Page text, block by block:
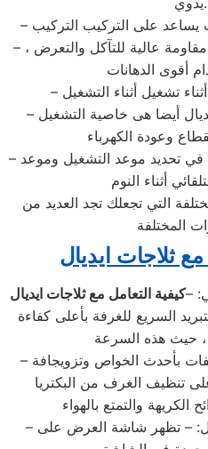
– الوحدة الخارجية بالتكييفات مقاومة عالية للتآكل والتعرض ،
– من أهم مميزات تكييف ايديال أيضا هى خاصية التشغيل
– التشغيل التلقائي التي تساعد في تحديد موعد التشغيل وموعد
التي تجعلك تجد العديد من
مع ثلاجات ايديال
–كيفية التعامل مع ثلاجات ايديال
السريع للغرفة بأعلى كفاءة
– البلازما: – تم تصميم التكييفات بأحدث الخواص وتزويجافة
تنظيف الغرف من البكتريا
– توفير شاشة عرض ديجيتال: – تظهر شاشة العرض على